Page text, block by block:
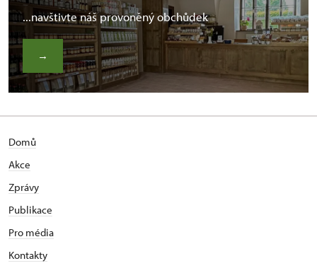
...navštivte náš provoněný obchůdek
→
Domů
Akce
Zprávy
Publikace
Pro média
Kontakty